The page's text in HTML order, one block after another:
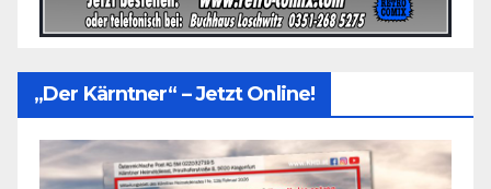
„Der Kärntner“ – Jetzt Online!